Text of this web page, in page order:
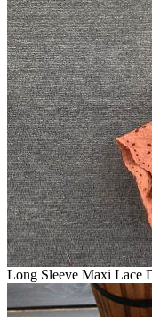
Long Sleeve Maxi Lace